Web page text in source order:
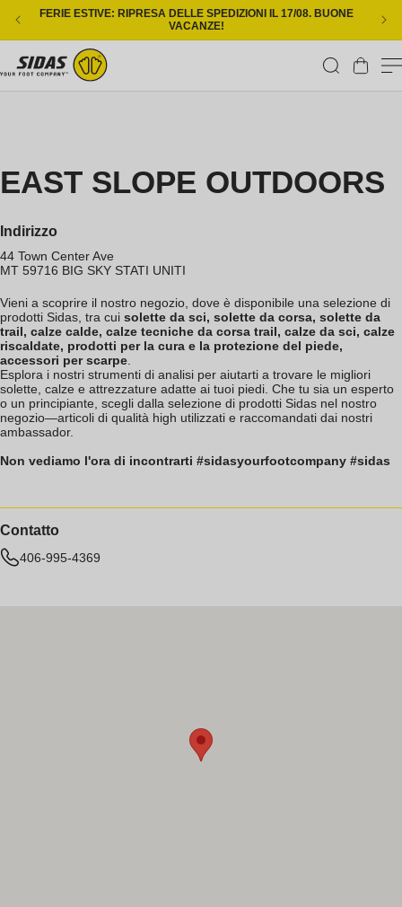
Vai direttamente ai contenuti
FERIE ESTIVE: RIPRESA DELLE SPEDIZIONI IL 17/08. BUONE
VACANZE!
Carrello
EAST SLOPE OUTDOORS
Indirizzo
44 Town Center Ave
MT 59716 BIG SKY STATI UNITI
Vieni a scoprire il nostro negozio, dove è disponibile una selezione di
prodotti Sidas, tra cui solette da sci, solette da corsa, solette da
trail, calze calde, calze tecniche da corsa trail, calze da sci, calze
riscaldate, prodotti per la cura e la protezione del piede,
accessori per scarpe.
Esplora i nostri strumenti di analisi per aiutarti a trovare le migliori
solette, calze e attrezzature adatte ai tuoi piedi. Che tu sia un esperto
o un principiante, scegli dalla selezione di prodotti Sidas nel nostro
negozio—articoli di qualità high utilizzati e raccomandati dai nostri
ambassador.
Non vediamo l'ora di incontrarti #sidasyourfootcompany #sidas
Contatto
406-995-4369